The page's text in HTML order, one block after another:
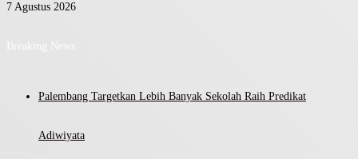
7 Agustus 2026
Breaking News
Palembang Targetkan Lebih Banyak Sekolah Raih Predikat
Adiwiyata